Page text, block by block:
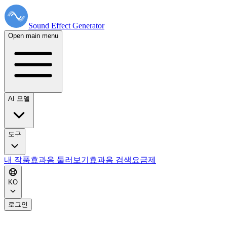
Sound Effect Generator
Open main menu
AI 모델
도구
내 작품효과음 둘러보기 효과음 검색 요금제
KO
로그인